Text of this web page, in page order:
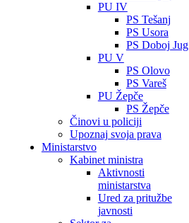
PU IV
PS Tešanj
PS Usora
PS Doboj Jug
PU V
PS Olovo
PS Vareš
PU Žepče
PS Žepče
Činovi u policiji
Upoznaj svoja prava
Ministarstvo
Kabinet ministra
Aktivnosti
ministarstva
Ured za pritužbe
javnosti